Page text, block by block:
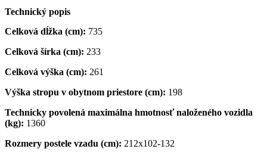
Technický popis
Celková dĺžka (cm): 735
Celková šírka (cm): 233
Celková výška (cm): 261
Výška stropu v obytnom priestore (cm): 198
Technicky povolená maximálna hmotnosť naloženého vozidla
(kg): 1360
Rozmery postele vzadu (cm): 212x102-132